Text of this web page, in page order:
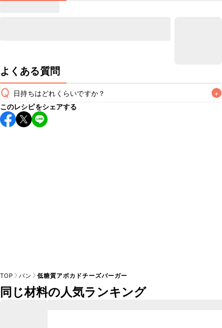
よくある質問
Q 日持ちはどれくらいですか？ +
保存期間は冷蔵で当日中が目安です。なるべくお早めにお召
し上がりください。
このレシピをシェアする
TOP パン 低糖質アボカドチーズバーガー
同じ材料の人気ランキング